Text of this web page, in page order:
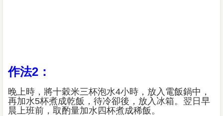
作法2：
晚上時，將十穀米三杯泡水4小時，放入電飯鍋中，
再加水5杯煮成乾飯，待冷卻後，放入冰箱。翌日早
晨上班前，取酌量加水四杯煮成稀飯。